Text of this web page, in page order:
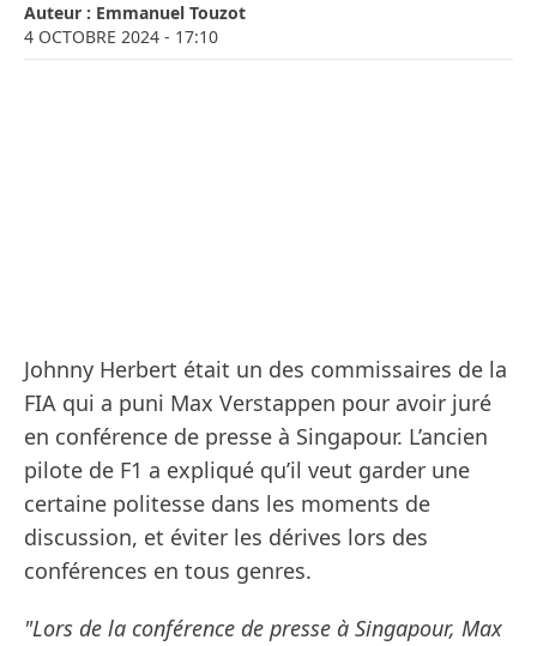
Auteur : Emmanuel Touzot
4 OCTOBRE 2024 - 17:10
Johnny Herbert était un des commissaires de la
FIA qui a puni Max Verstappen pour avoir juré
en conférence de presse à Singapour. L’ancien
pilote de F1 a expliqué qu’il veut garder une
certaine politesse dans les moments de
discussion, et éviter les dérives lors des
conférences en tous genres.
"Lors de la conférence de presse à Singapour, Max